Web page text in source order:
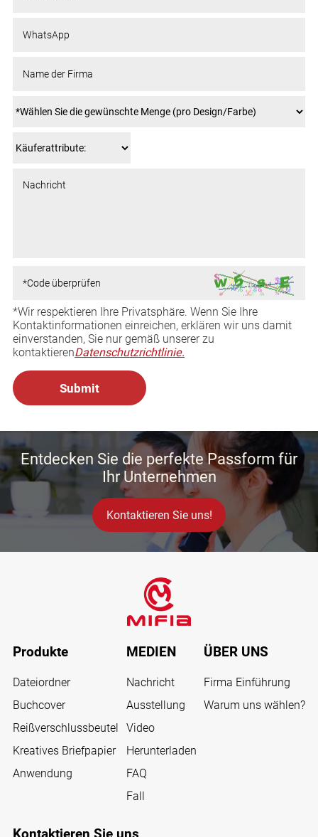
*Wir respektieren Ihre Privatsphäre. Wenn Sie Ihre
Kontaktinformationen einreichen, erklären wir uns damit
einverstanden, Sie nur gemäß unserer zu
kontaktierenDatenschutzrichtlinie.
Entdecken Sie die perfekte Passform für
Ihr Unternehmen
Kontaktieren Sie uns!
Produkte
Dateiordner
Buchcover
Reißverschlussbeutel
Kreatives Briefpapier
Anwendung
MEDIEN
Nachricht
Ausstellung
Video
Herunterladen
FAQ
Fall
ÜBER UNS
Firma Einführung
Warum uns wählen?